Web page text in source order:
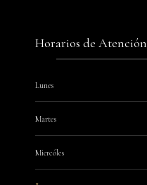
Horarios de Atención
Lunes
Martes
Miercóles